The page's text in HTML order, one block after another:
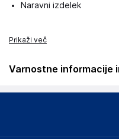
Naravni izdelek
Prikaži več
Varnostne informacije
Podatki o proizvajalcu